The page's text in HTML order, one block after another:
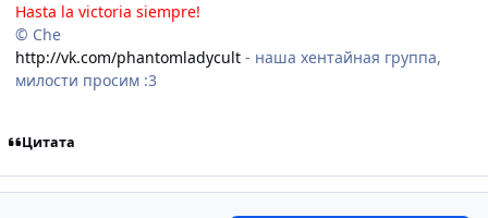
Hasta la victoria siempre!
© Che
http://vk.com/phantomladycult - наша хентайная группа,
милости просим :3
Цитата